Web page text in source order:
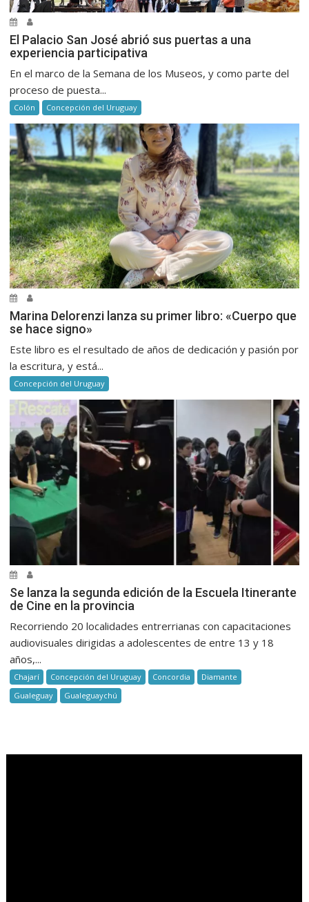
El Palacio San José abrió sus puertas a una
experiencia participativa
En el marco de la Semana de los Museos, y como parte del
proceso de puesta...
Colón Concepción del Uruguay
Marina Delorenzi lanza su primer libro: «Cuerpo que
se hace signo»
Este libro es el resultado de años de dedicación y pasión por
la escritura, y está...
Concepción del Uruguay
Se lanza la segunda edición de la Escuela Itinerante
de Cine en la provincia
Recorriendo 20 localidades entrerrianas con capacitaciones
audiovisuales dirigidas a adolescentes de entre 13 y 18
años,...
Chajarí Concepción del Uruguay Concordia
Diamante
Gualeguay
Gualeguaychú